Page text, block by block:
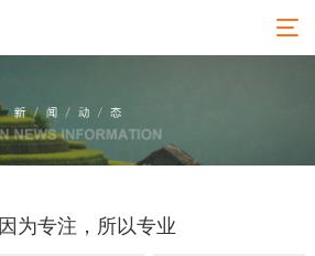
因为专注，所以专业